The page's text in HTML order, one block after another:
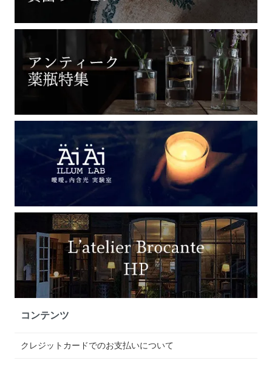
コンテンツ
クレジットカードでのお支払いについて